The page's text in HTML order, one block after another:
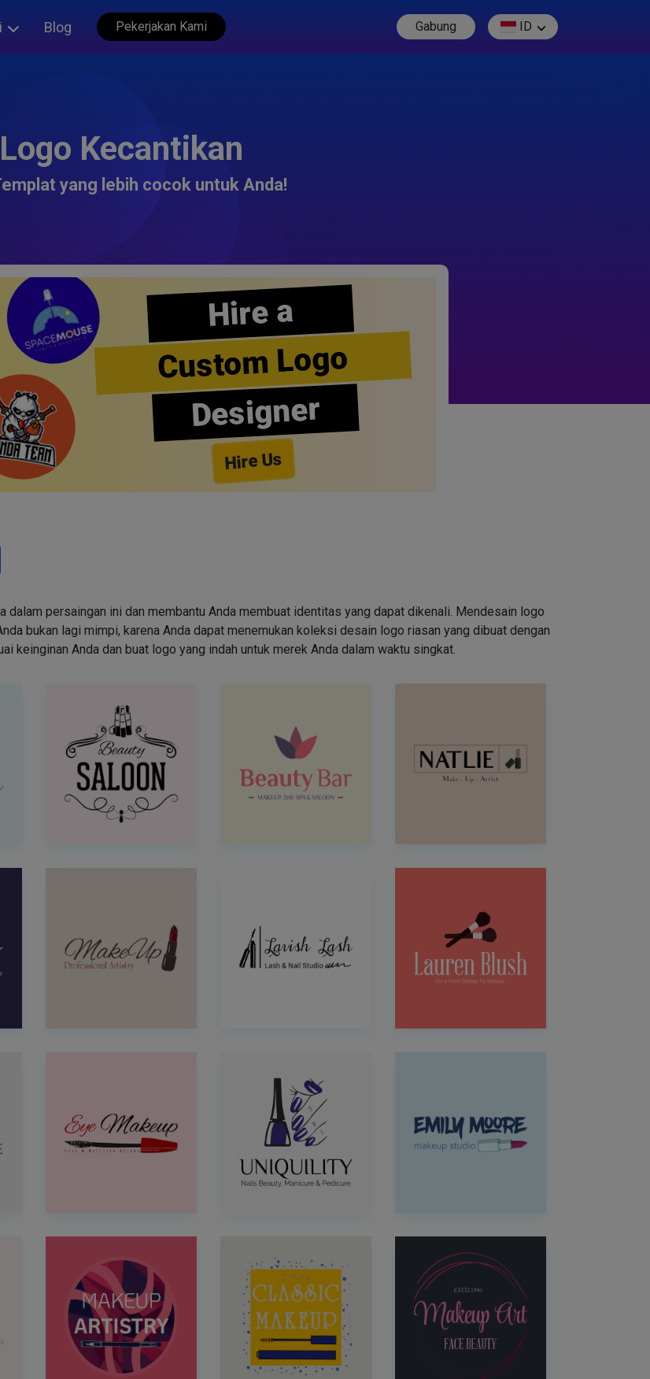
Blog Pekerjakan Kami Gabung ID
Logo Kecantikan
yang lebih cocok untuk Anda!
Hire a
Custom Logo
Designer
Hire Us
dalam persaingan ini dan membantu Anda membuat identitas yang dapat dikenali. Mendesain logo
bukan lagi mimpi, karena Anda dapat menemukan koleksi desain logo riasan yang dibuat dengan
keinginan Anda dan buat logo yang indah untuk merek Anda dalam waktu singkat.